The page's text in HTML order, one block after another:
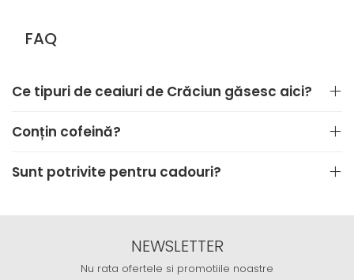
FAQ
Ce tipuri de ceaiuri de Crăciun găsesc aici?
Conțin cofeină?
Sunt potrivite pentru cadouri?
NEWSLETTER
Nu rata ofertele si promotiile noastre